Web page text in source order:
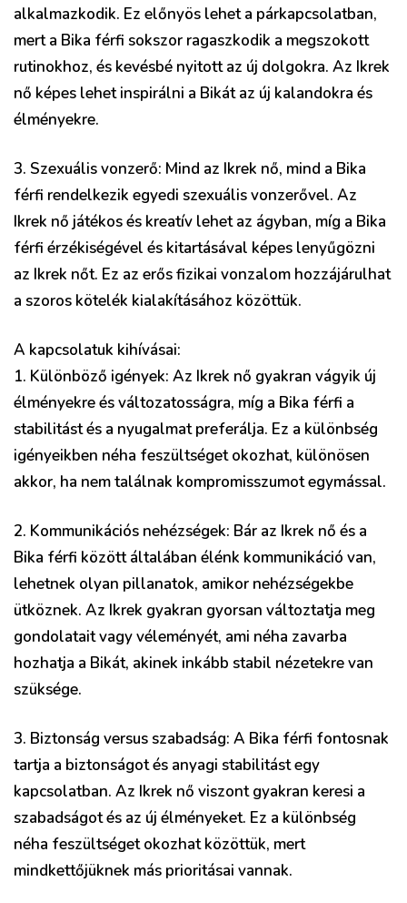
alkalmazkodik. Ez előnyös lehet a párkapcsolatban,
mert a Bika férfi sokszor ragaszkodik a megszokott
rutinokhoz, és kevésbé nyitott az új dolgokra. Az Ikrek
nő képes lehet inspirálni a Bikát az új kalandokra és
élményekre.
3. Szexuális vonzerő: Mind az Ikrek nő, mind a Bika
férfi rendelkezik egyedi szexuális vonzerővel. Az
Ikrek nő játékos és kreatív lehet az ágyban, míg a Bika
férfi érzékiségével és kitartásával képes lenyűgözni
az Ikrek nőt. Ez az erős fizikai vonzalom hozzájárulhat
a szoros kötelék kialakításához közöttük.
A kapcsolatuk kihívásai:
1. Különböző igények: Az Ikrek nő gyakran vágyik új
élményekre és változatosságra, míg a Bika férfi a
stabilitást és a nyugalmat preferálja. Ez a különbség
igényeikben néha feszültséget okozhat, különösen
akkor, ha nem találnak kompromisszumot egymással.
2. Kommunikációs nehézségek: Bár az Ikrek nő és a
Bika férfi között általában élénk kommunikáció van,
lehetnek olyan pillanatok, amikor nehézségekbe
ütköznek. Az Ikrek gyakran gyorsan változtatja meg
gondolatait vagy véleményét, ami néha zavarba
hozhatja a Bikát, akinek inkább stabil nézetekre van
szüksége.
3. Biztonság versus szabadság: A Bika férfi fontosnak
tartja a biztonságot és anyagi stabilitást egy
kapcsolatban. Az Ikrek nő viszont gyakran keresi a
szabadságot és az új élményeket. Ez a különbség
néha feszültséget okozhat közöttük, mert
mindkettőjüknek más prioritásai vannak.